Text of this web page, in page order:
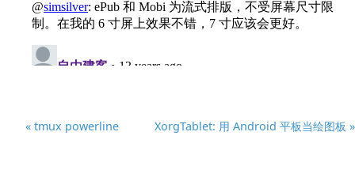
« tmux powerline XorgTablet: 用 Android 平板当绘图板 »